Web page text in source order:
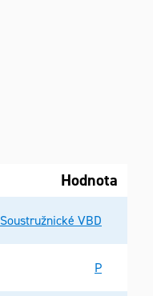
Hodnota
Soustružnické VBD
P